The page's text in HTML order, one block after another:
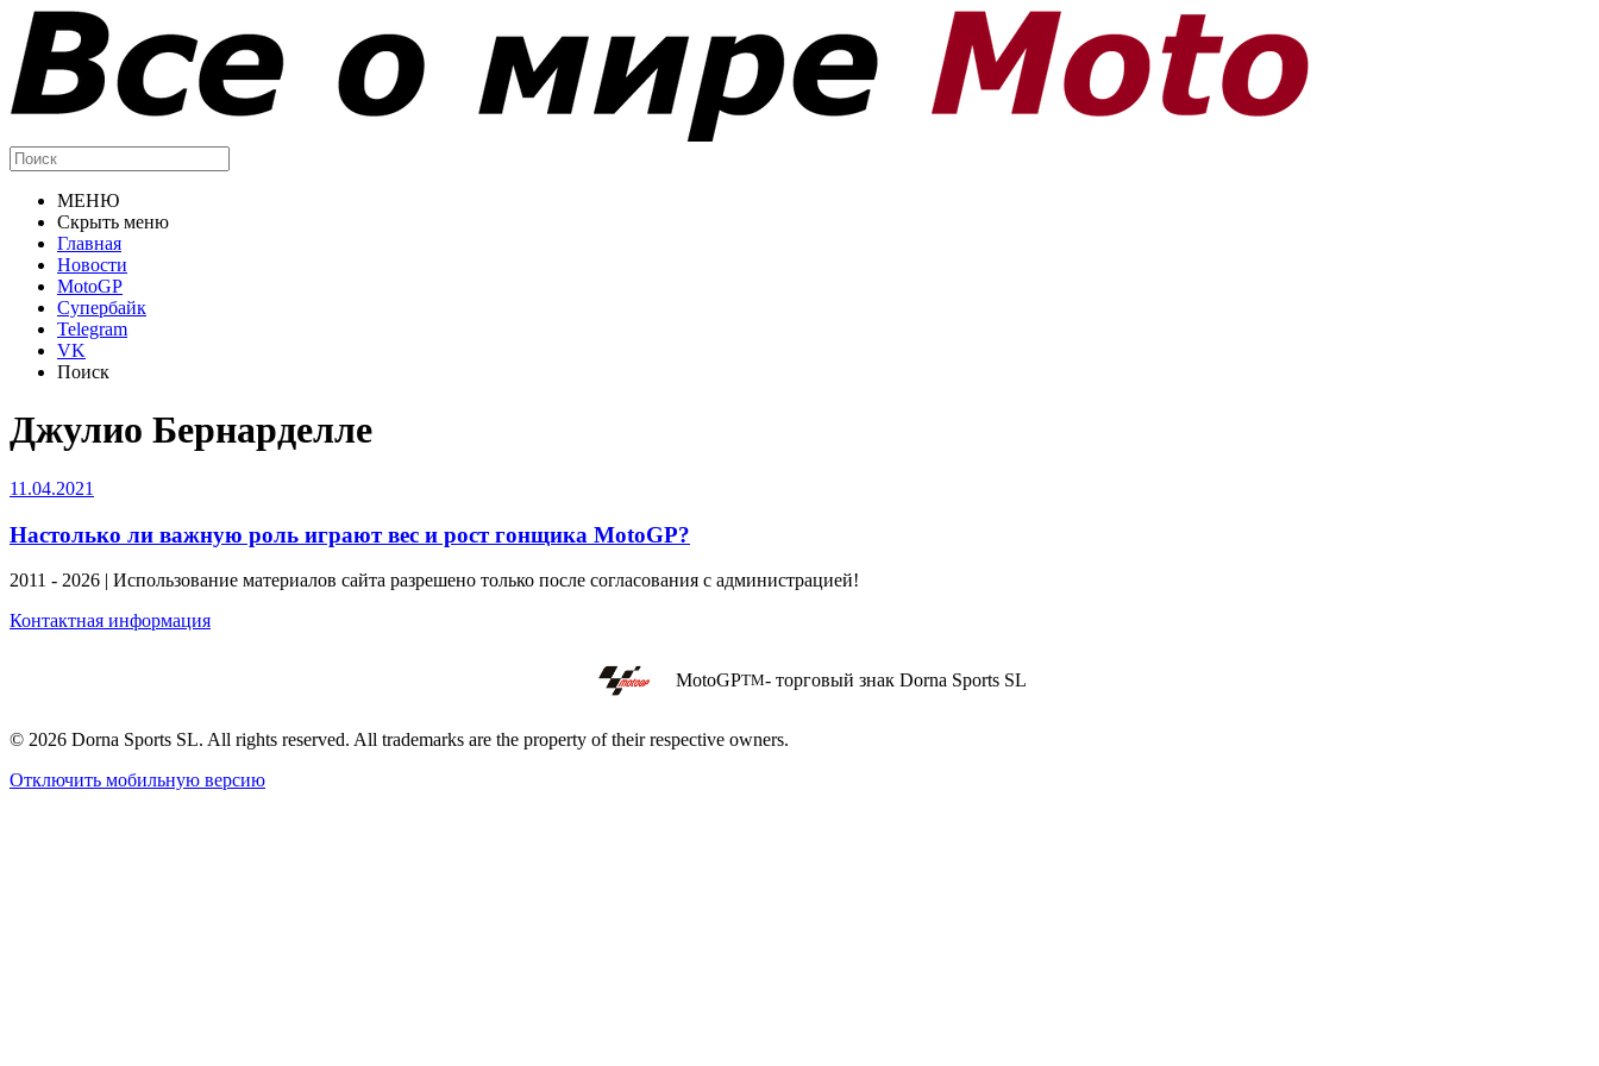
МЕНЮ
Скрыть меню
Главная
Новости
MotoGP
Супербайк
Telegram
VK
Поиск
Джулио Бернарделле
11.04.2021
Настолько ли важную роль играют вес и рост гонщика MotoGP?
2011 - 2026 | Использование материалов сайта разрешено только после согласования с администрацией!
Контактная информация
MotoGPTM- торговый знак Dorna Sports SL
© 2026 Dorna Sports SL. All rights reserved. All trademarks are the property of their respective owners.
Отключить мобильную версию